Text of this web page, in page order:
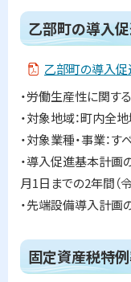
及
び
先
端
設
備
導
入
計
画
の
概
要
部
町
の
ト
)
ト
ッ
プ
戻
る
乙部町の導入
乙部町の導入促
・労働生産性に関す
・対象地域：町内全
・対象業種・事業：
・導入促進基本計画
月1日までの2年間（
・先端設備導入計画
ト
ッ
固定資産税特